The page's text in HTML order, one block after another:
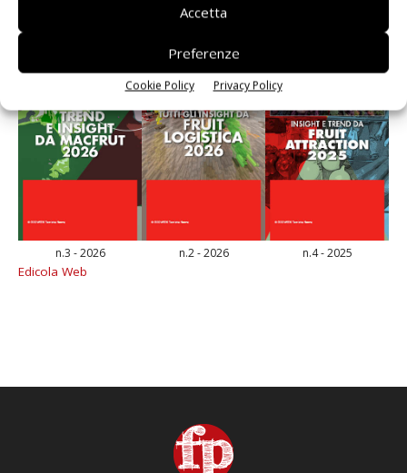
Accetta
Preferenze
Cookie Policy Privacy Policy
n.3 - 2026 n.2 - 2026 n.4 - 2025
Edicola Web